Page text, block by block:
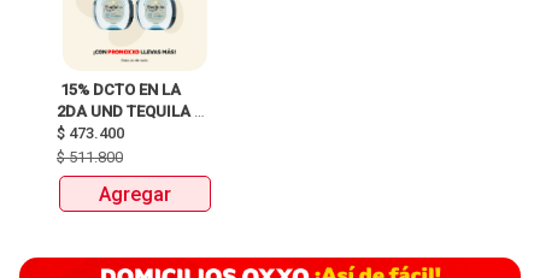
15% DCTO EN LA
2DA UND TEQUILA
DON JULIO BLANCO
BOTELLAX700ml
ANTES:$511.800
$ 473.400
$511.800
Agregar